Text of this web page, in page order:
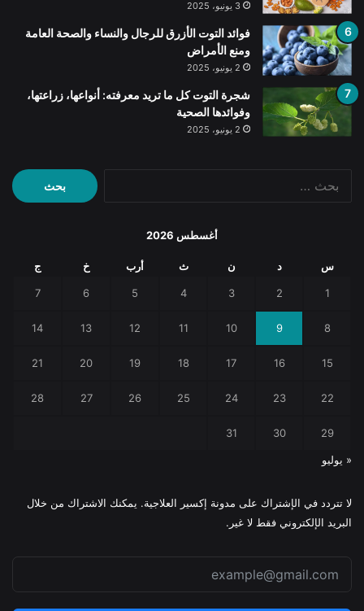
3 يونيو، 2025
فوائد التوت الأزرق للرجال والنساء والصحة العامة
ومنع الأمراض
2 يونيو، 2025
شجرة التوت كل ما تريد معرفته: أنواعها، زراعتها،
وفوائدها الصحية
2 يونيو، 2025
البحث
عن:
أغسطس 2026
س د ن ث أرب خ ج
1
2
3
4
5
6
7
8
9
10
11
12
13
14
15
16
17
18
19
20
21
22
23
24
25
26
27
28
29
30
31
« يوليو
لا تتردد في الإشتراك على مدونة إكسير العلاجية. يمكنك الاشتراك من خلال
البريد الإلكتروني فقط لا غير.